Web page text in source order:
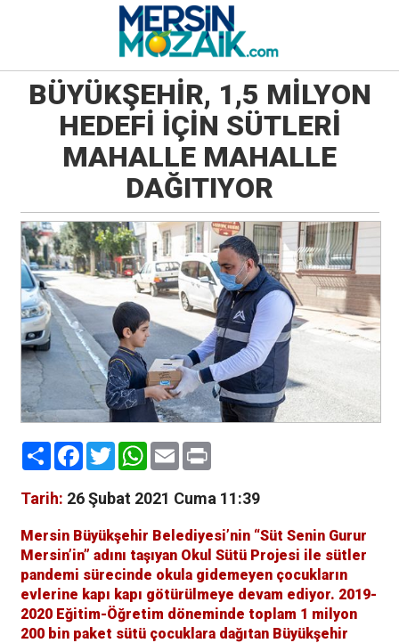
BÜYÜKŞEHİR, 1,5 MİLYON
HEDEFİ İÇİN SÜTLERİ
MAHALLE MAHALLE
DAĞITIYOR
PaylaşFacebook
TwitterWhatsApp
EmailPrint
Tarih: 26 Şubat 2021 Cuma 11:39
Mersin Büyükşehir Belediyesi’nin “Süt Senin Gurur
Mersin’in” adını taşıyan Okul Sütü Projesi ile sütler
pandemi sürecinde okula gidemeyen çocukların
evlerine kapı kapı götürülmeye devam ediyor. 2019-
2020 Eğitim-Öğretim döneminde toplam 1 milyon
200 bin paket sütü çocuklara dağıtan Büyükşehir